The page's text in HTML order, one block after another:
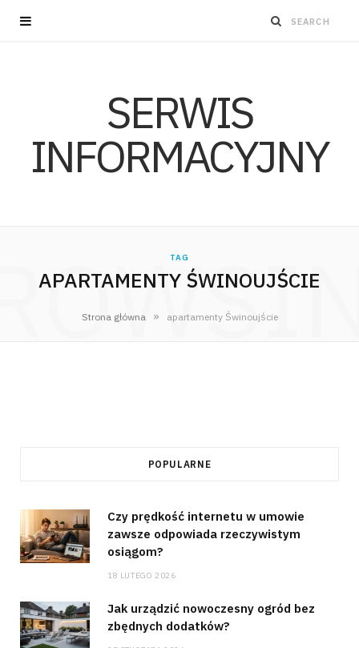
SERWIS
INFORMACYJNY
TAG
APARTAMENTY ŚWINOUJŚCIE
Strona główna » apartamenty Świnoujście
POPULARNE
Czy prędkość internetu w umowie
zawsze odpowiada rzeczywistym
osiągom?
18 LUTEGO 2026
Jak urządzić nowoczesny ogród bez
zbędnych dodatków?